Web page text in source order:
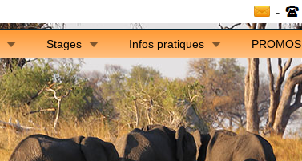
-
Stages Infos pratiques PROMOS